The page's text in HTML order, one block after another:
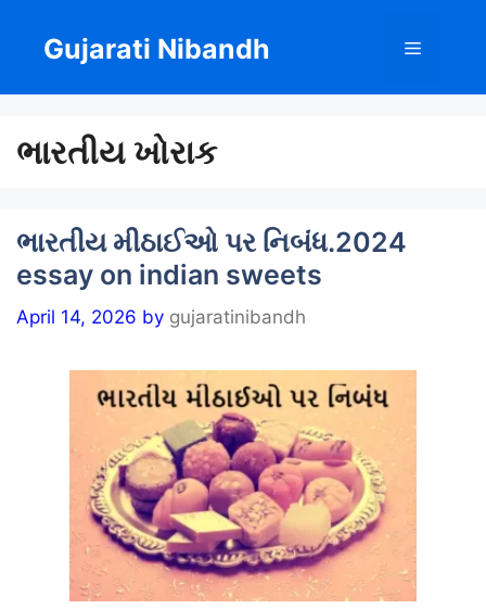
content
Gujarati Nibandh Menu
ભારતીય ખોરાક
ભારતીય મીઠાઈઓ પર નિબંધ.2024
essay on indian sweets
April 14, 2026 by gujaratinibandh